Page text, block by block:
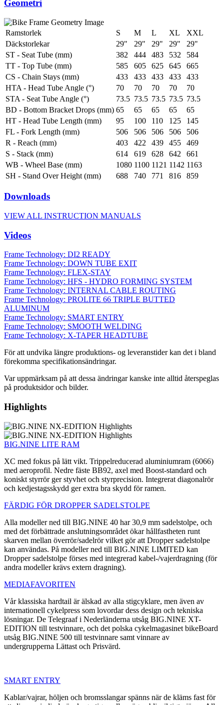
Geometri
Ramstorlek S M L XL
XXL
Däckstorlekar
29" 29" 29" 29"
29"
ST - Seat Tube (mm)
382 444 483 532
584
TT - Top Tube (mm)
585 605 625 645
665
CS - Chain Stays (mm)
433 433 433 433
433
HTA - Head Tube Angle (°)
70 70 70 70
70
STA - Seat Tube Angle (°)
73.5 73.5 73.5 73.5 73.5
BD - Bottom Bracket Drops (mm) 65 65 65 65
65
HT - Head Tube Length (mm)
95 100 110 125
145
FL - Fork Length (mm)
506 506 506 506
506
R - Reach (mm)
403 422 439 455
469
S - Stack (mm)
614 619 628 642
661
WB - Wheel Base (mm)
1080 1100 1121 1142 1163
SH - Stand Over Height (mm)
688 740 771 816 859
Downloads
VIEW ALL INSTRUCTION MANUALS
Videos
Frame Technology: DI2 READY
Frame Technology: DOWN TUBE EXIT
Frame Technology: FLEX-STAY
Frame Technology: HFS - HYDRO FORMING SYSTEM
Frame Technology: INTERNAL CABLE ROUTING
Frame Technology: PROLITE 66 TRIPLE BUTTED
ALUMINUM
Frame Technology: SMART ENTRY
Frame Technology: SMOOTH WELDING
Frame Technology: X-TAPER HEADTUBE
För att undvika längre produktions- og leveranstider kan det i bland
förekomma specifikationsändringar.
Var uppmärksam på att dessa ändringar kanske inte alltid återspeglas
på produktsidor och bilder.
Highlights
BIG.NINE LITE RAM
XC med fokus på lätt vikt. Trippelreducerad aluminiumram (6066)
med aeroprofil. Nedre fäste BB92, axel med Boost-standard och
koniskt styrrör ger styvhet och styrprecision. Integrerat diagonalrör
och kedjestagsskydd ger extra bra skydd för ramen.
FÄRDIG FÖR DROPPER SADELSTOLPE
Alla modeller ned till BIG.NINE 40 har 30,9 mm sadelstolpe, och
med det förbättrade anslutningsområdet ökar hållfastheten runt
skarven mellan överrör/sadelrör vilket gör att Dropper sadelstolpe
kan användas. På modeller ned till BIG.NINE LIMITED kan
Dropper sadelstolpe förses med integrerad kabel-/vajerdragning (för
andra modeller krävs extern dragning).
MEDIAFAVORITEN
Vår klassiska hardtail är älskad av alla stigcyklare, men även av
internationell cykelpress som lovordar dess design och tekniska
lösningar. De Telegraaf i Nederländerna utsåg BIG.NINE XT-
EDITION till testvinnare, och det polska cykelmagasinet bikeBoard
utsåg BIG.NINE 500 till testvinnare samt vinnare av
undergrupperna Lättast och Prisvärd.
SMART ENTRY
Kablar/vajrar, höljen och bromsslangar spänns när de kläms fast för